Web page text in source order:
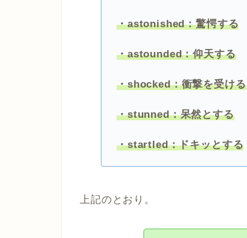
・astonished：驚愕する
・astounded：仰天する
・shocked：衝撃を受ける
・stunned：呆然とする
・startled：ドキッとする
上記のとおり。